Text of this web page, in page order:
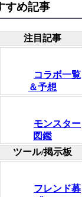
すめ記事
注目記事
コラボ一覧
＆予想
モンスター
図鑑
ツール/掲示板
フレンド募